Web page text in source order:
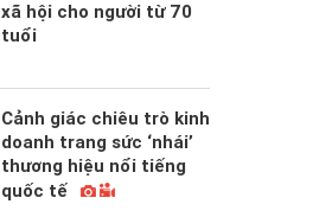
xã hội cho người từ 70
tuổi
Cảnh giác chiêu trò kinh
doanh trang sức ‘nhái’
thương hiệu nổi tiếng
quốc tế